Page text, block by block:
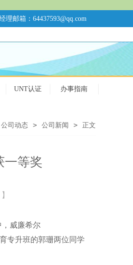
理邮箱：64437593@qq.com
UNT认证 办事指南
公司动态 > 公司新闻 > 正文
一等奖
威廉希尔
专升班的郭珊两位同学